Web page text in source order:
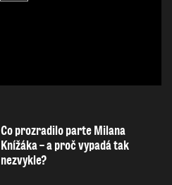
Co prozradilo parte Milana
Knížáka – a proč vypadá tak
nezvykle?